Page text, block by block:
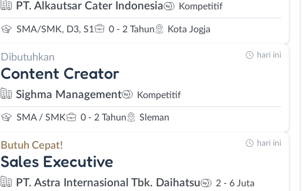
PT. Alkautsar Cater Indonesia Kompetitif
SMA/SMK, D3, S1 0 - 2 Tahun Kota Jogja
Dibutuhkan
Content Creator
Sighma Management Kompetitif
SMA / SMK 0 - 2 Tahun Sleman
hari ini
Butuh Cepat!
Sales Executive
PT. Astra Internasional Tbk. Daihatsu 2 - 6 Juta
hari ini